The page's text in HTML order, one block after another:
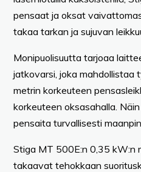
pensaat ja oksat
takaa tarkan ja sujuvan
Monipuolisuutta tarjoaa
jatkovarsi, joka mahdollistaa
metrin korkeuteen
korkeuteen oksasahalla.
pensaita turvallisesti
Stiga MT 500E:n 0,35 kW:n
takaavat tehokkaan